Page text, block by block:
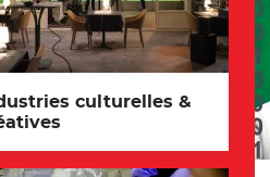
culturelles &